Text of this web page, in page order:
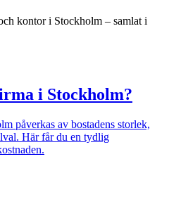
kontor i Stockholm – samlat i
i Stockholm?
påverkas av bostadens storlek,
Här får du en tydlig